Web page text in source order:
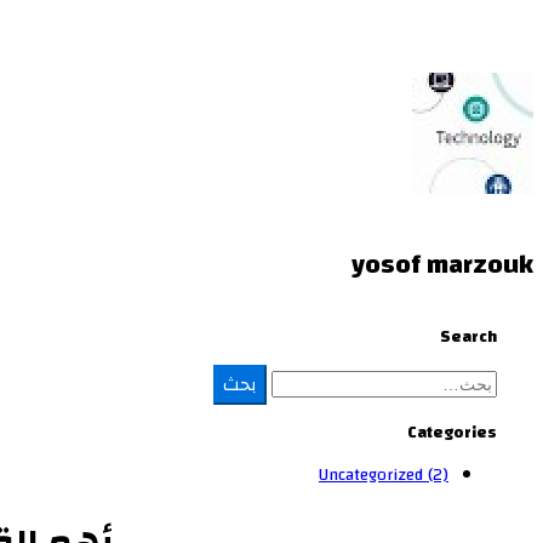
yosof marzouk
Search
بحث
Categories
Uncategorized(2)